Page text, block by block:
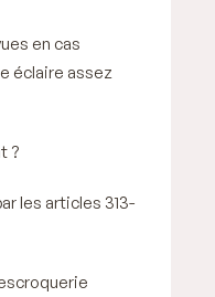
en cas
éclaire assez
?
les articles 313-